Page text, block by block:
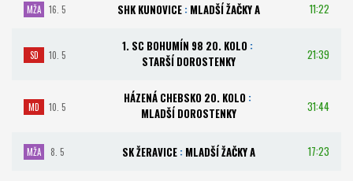
MŽA 16. 5 SHK KUNOVICE: MLADŠÍ ŽAČKY A 11:22
SD 10. 5
1. SC BOHUMÍN 98 20. KOLO :
STARŠÍ DOROSTENKY
21:39
MD 10. 5
HÁZENÁ CHEBSKO 20. KOLO :
MLADŠÍ DOROSTENKY
31:44
MŽA 8. 5 SK ŽERAVICE: MLADŠÍ ŽAČKY A 17:23